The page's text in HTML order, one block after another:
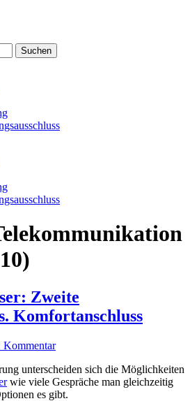
Zweite
Komfortanschluss
Kommentar
unterscheiden sich die Möglichkeiten
wie viele Gespräche man gleichzeitig
es gibt.